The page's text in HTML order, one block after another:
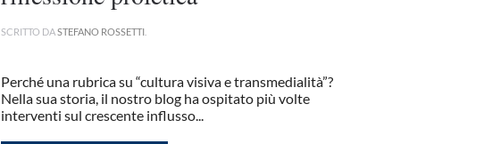
SCRITTO DASTEFANO ROSSETTI
Perché una rubrica su “cultura visiva e transmedialità”?
Nella sua storia, il nostro blog ha ospitato più volte
interventi sul crescente influsso...